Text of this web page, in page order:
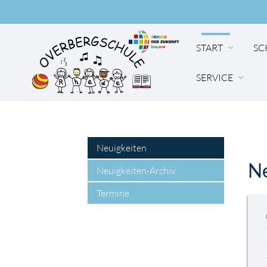
START expand_more
SERVICE expand_more
Neuigkeiten
Neuigkeiten-Archiv
Termine